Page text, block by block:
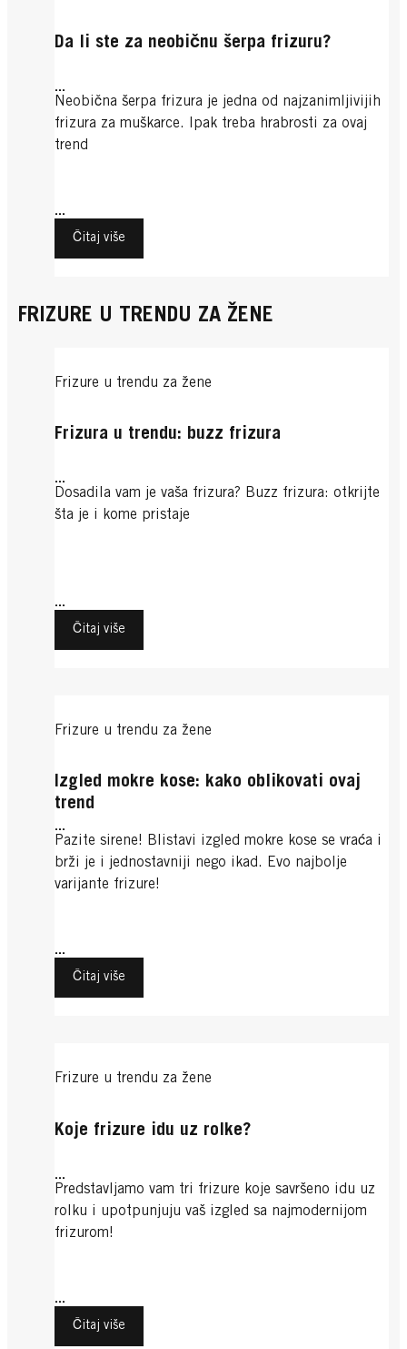
Da li ste za neobičnu šerpa frizuru?
...
Neobična šerpa frizura je jedna od najzanimljivijih
frizura za muškarce. Ipak treba hrabrosti za ovaj
trend
...
Čitaj više
FRIZURE U TRENDU ZA ŽENE
Frizure u trendu za žene
Frizura u trendu: buzz frizura
...
Dosadila vam je vaša frizura? Buzz frizura: otkrijte
šta je i kome pristaje
...
Čitaj više
Frizure u trendu za žene
Izgled mokre kose: kako oblikovati ovaj
trend
...
Pazite sirene! Blistavi izgled mokre kose se vraća i
brži je i jednostavniji nego ikad. Evo najbolje
varijante frizure!
...
Čitaj više
Frizure u trendu za žene
Koje frizure idu uz rolke?
...
Predstavljamo vam tri frizure koje savršeno idu uz
rolku i upotpunjuju vaš izgled sa najmodernijom
frizurom!
...
Čitaj više